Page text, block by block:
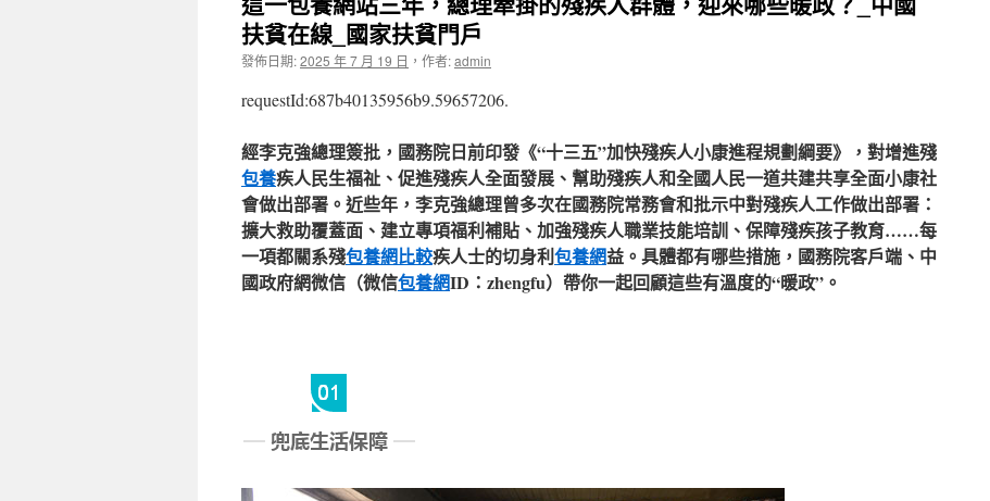
扶貧在線_國家扶貧門戶
發佈日期:2025 年 7 月 19 日 ， 作者:admin
requestId:687b40135956b9.59657206.
經李克強總理簽批，國務院日前印發《“十三五”加快殘疾人小康進程規劃綱要》，對增進殘
包養疾人民生福祉、促進殘疾人全面發展、幫助殘疾人和全國人民一道共建共享全面小康社
會做出部署。近些年，李克強總理曾多次在國務院常務會和批示中對殘疾人工作做出部署：
擴大救助覆蓋面、建立專項福利補貼、加強殘疾人職業技能培訓、保障殘疾孩子教育……每
一項都關系殘包養網比較疾人士的切身利包養網益。具體都有哪些措施，國務院客戶端、中
國政府網微信（微信包養網ID：zhengfu）帶你一起回顧這些有溫度的“暖政”。